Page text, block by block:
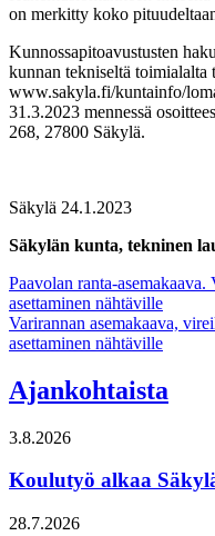
on merkitty koko
Kunnossapitoavustusten
kunnan tekniseltä
www.sakyla.fi/kuntainfo/
31.3.2023 mennessä
268, 27800 Säkylä.
Säkylä 24.1.2023
Säkylän kunta, tekninen
Artikkelien
selaus
Paavolan ranta-
asettaminen nähtäville
Varirannan asemakaava,
asettaminen nähtäville
Ajankohtaista
3.8.2026
Koulutyö alkaa
28.7.2026